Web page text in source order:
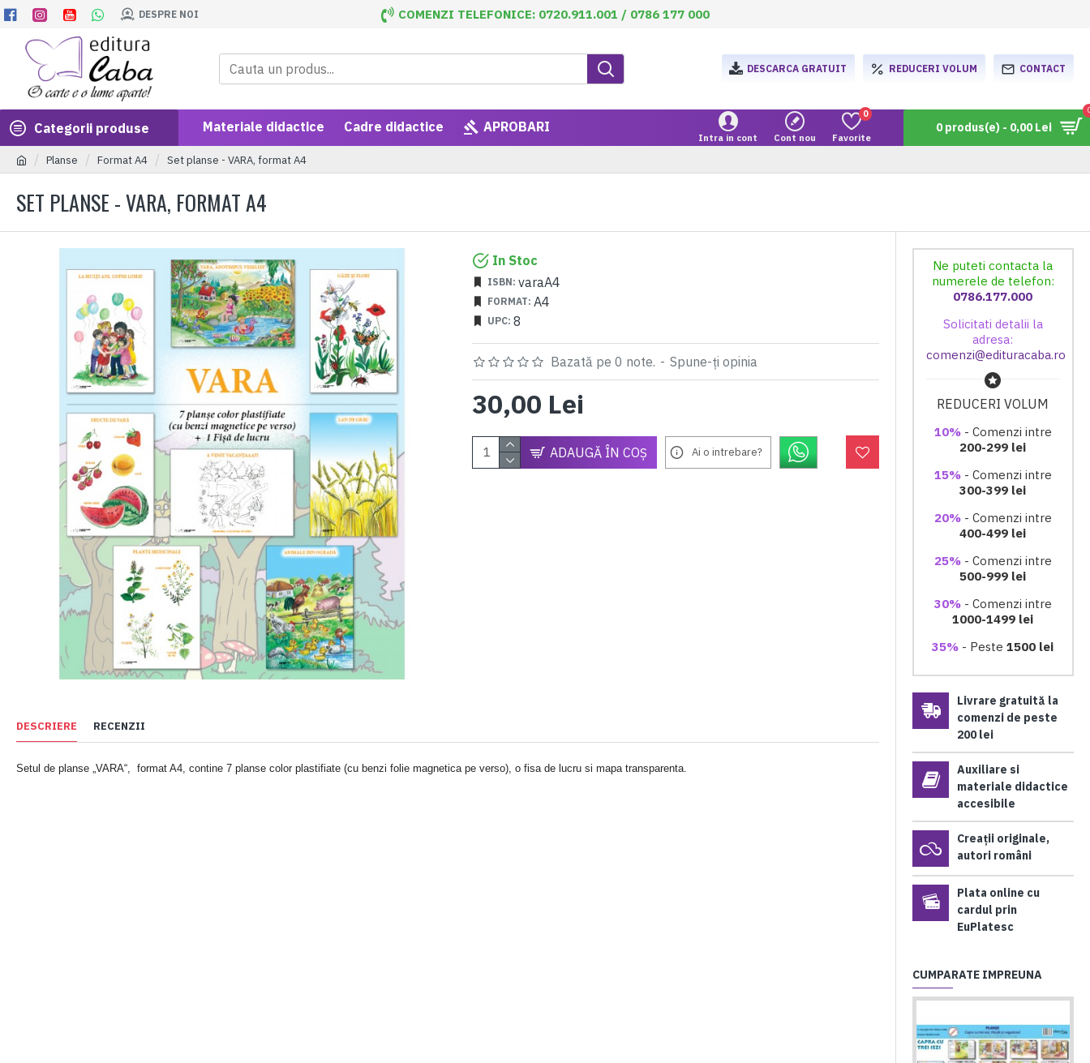
DESPRE NOI COMENZI TELEFONICE: 0720.911.001 / 0786 177 000
DESCARCA GRATUIT REDUCERI VOLUM CONTACT
Categorii produse Materiale didactice Cadre didactice APROBARI
Intra in cont Cont nou Favorite
0
0 produs(e) - 0,00 Lei
Planse Format A4 Set planse - VARA, format A4
SET PLANSE - VARA, FORMAT A4
In Stoc
ISBN: varaA4
FORMAT: A4
UPC: 8
Bazată pe 0 note. - Spune-ţi opinia
30,00 Lei
ADAUGĂ ÎN COŞ Ai o intrebare?
DESCRIERE RECENZII
Setul de planse „VARA“, format A4, contine 7 planse color plastifiate (cu benzi folie magnetica pe verso), o fisa de lucru si mapa transparenta.
Ne puteti contacta la
numerele de telefon:
0786.177.000
Solicitati detalii la
adresa:
comenzi@edituracaba.ro
REDUCERI VOLUM
10%- Comenzi intre
200-299 lei
15%- Comenzi intre
300-399 lei
20%- Comenzi intre
400-499 lei
25%- Comenzi intre
500-999 lei
30%- Comenzi intre
1000-1499 lei
35% - Peste1500 lei
Livrare gratuită la
comenzi de peste
200 lei
Auxiliare si
materiale didactice
accesibile
Creații originale,
autori români
Plata online cu
cardul prin
EuPlatesc
CUMPARATE IMPREUNA